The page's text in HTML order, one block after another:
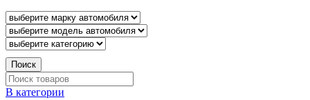
Поиск
В категории